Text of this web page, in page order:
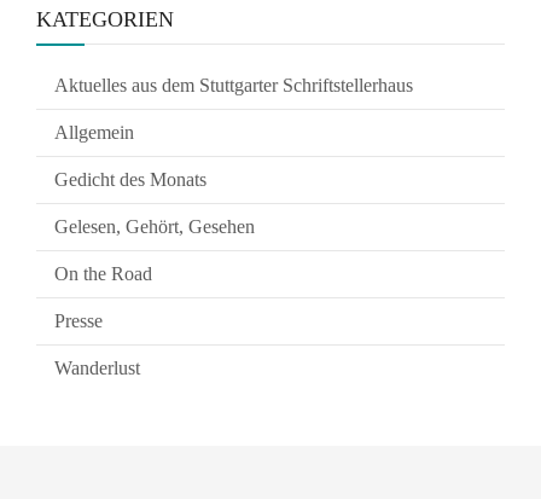
KATEGORIEN
Aktuelles aus dem Stuttgarter Schriftstellerhaus
Allgemein
Gedicht des Monats
Gelesen, Gehört, Gesehen
On the Road
Presse
Wanderlust